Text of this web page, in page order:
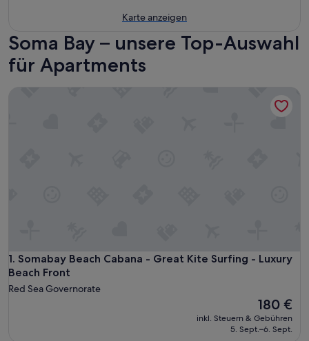
Karte anzeigen
Soma Bay – unsere Top-Auswahl
für Apartments
1. Somabay Beach Cabana - Great Kite Surfing - Luxury
Beach Front
Somabay Beach Cabana - Great Kite Surfing - Luxury Beach
Red Sea Governorate
Der
Preis
beträgt
180 €
inkl. Steuern & Gebühren
5. Sept.–6. Sept.
Somabay Beach Cabana - Great Kite Surfing - Luxury Beach